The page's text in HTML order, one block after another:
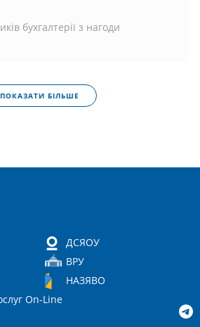
бухгалтерії з нагоди
ПОКАЗАТИ БІЛЬШЕ
ДСЯОУ
ВРУ
НАЗЯВО
On-Line